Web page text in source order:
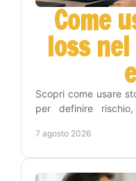
Come
loss
Scopri come usare
per definire
7 agosto 2026